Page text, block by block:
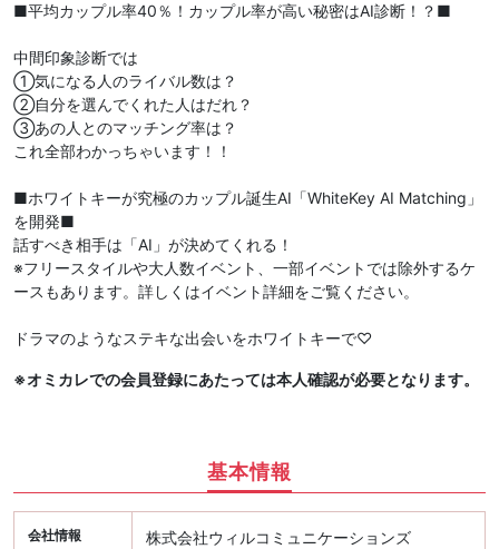
■平均カップル率40％！カップル率が高い秘密はAI診断！？■
中間印象診断では
①気になる人のライバル数は？
②自分を選んでくれた人はだれ？
③あの人とのマッチング率は？
これ全部わかっちゃいます！！
■ホワイトキーが究極のカップル誕生AI「WhiteKey AI Matching」
を開発■
話すべき相手は「AI」が決めてくれる！
※フリースタイルや大人数イベント、一部イベントでは除外するケ
ースもあります。詳しくはイベント詳細をご覧ください。
ドラマのようなステキな出会いをホワイトキーで♡
※オミカレでの会員登録にあたっては本人確認が必要となります。
基本情報
会社情報 株式会社ウィルコミュニケーションズ